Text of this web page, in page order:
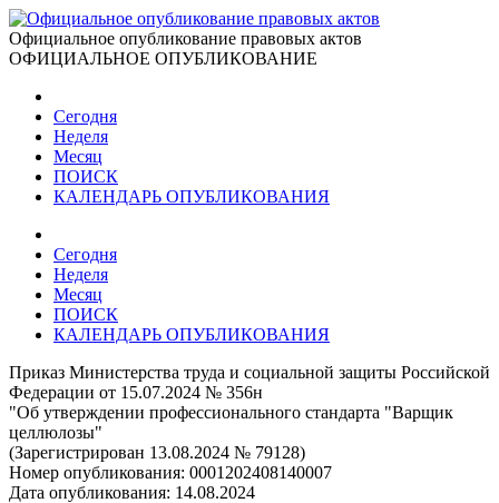
Официальное опубликование правовых актов
ОФИЦИАЛЬНОЕ ОПУБЛИКОВАНИЕ
Сегодня
Неделя
Месяц
ПОИСК
КАЛЕНДАРЬ ОПУБЛИКОВАНИЯ
Сегодня
Неделя
Месяц
ПОИСК
КАЛЕНДАРЬ ОПУБЛИКОВАНИЯ
Приказ Министерства труда и социальной защиты Российской
Федерации от 15.07.2024 № 356н
"Об утверждении профессионального стандарта "Варщик
целлюлозы"
(Зарегистрирован 13.08.2024 № 79128)
Номер опубликования: 0001202408140007
Дата опубликования: 14.08.2024